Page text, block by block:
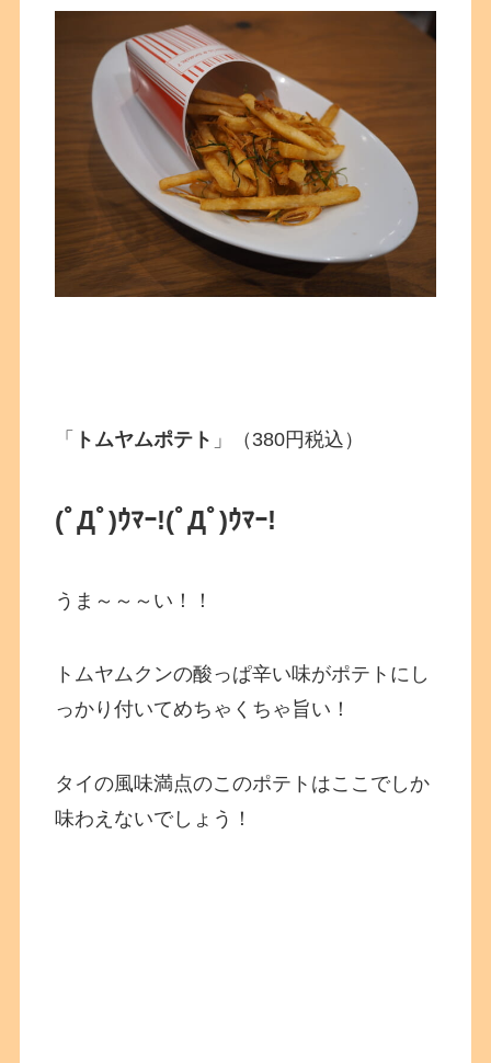
「 トムヤムポテト 」（380円税込）
(ﾟДﾟ)ｳﾏｰ!(ﾟДﾟ)ｳﾏｰ!
うま～～～い！！
トムヤムクンの酸っぱ辛い味がポテトにし
っかり付いてめちゃくちゃ旨い！
タイの風味満点のこのポテトはここでしか
味わえないでしょう！